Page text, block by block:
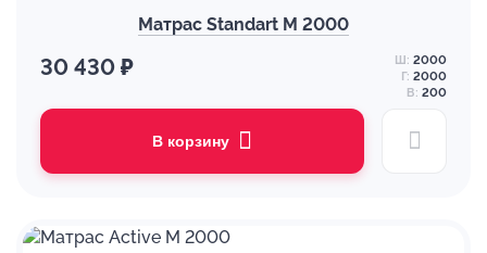
Матрас Standart M 2000
30 430 ₽ Ш: 2000
Г: 2000
В: 200
В корзину